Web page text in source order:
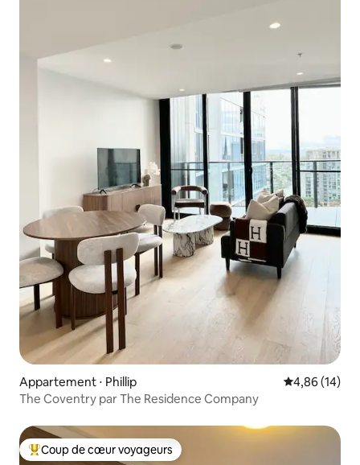
Appartement ⋅ Phillip Évaluation
4,86 (14)
The Coventry par The Residence Company
Coups de cœur voyageurs les plus appréciés
Coup de cœur voyageurs